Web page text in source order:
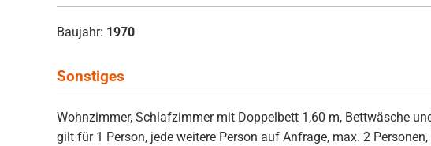
Baujahr: 1970
Sonstiges
Wohnzimmer, Schlafzimmer mit Doppelbett 1,60 m, Bettwäsche
gilt für 1 Person, jede weitere Person auf Anfrage, max. 2